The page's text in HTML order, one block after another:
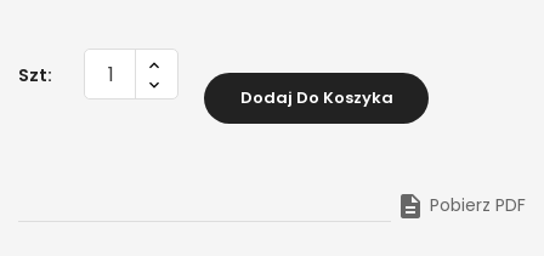
Szt:
Dodaj Do Koszyka
 Pobierz PDF